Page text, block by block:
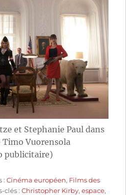
et Stephanie Paul dans
Vuorensola
publicitaire)
:Cinéma européen, Films des
clés :Christopher Kirby,espace,